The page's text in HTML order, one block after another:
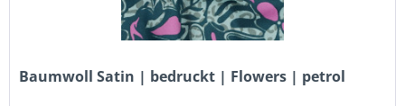
Baumwoll Satin | bedruckt | Flowers | petrol